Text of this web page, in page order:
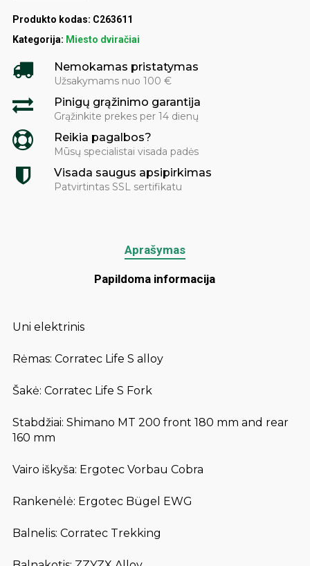
Produkto kodas: C263611
Kategorija: Miesto dviračiai
Nemokamas pristatymas
Užsakymams nuo 100 €
Pinigų grąžinimo garantija
Grąžinkite prekes per 14 dienų
Reikia pagalbos?
Mūsų specialistai visada padės
Visada saugus apsipirkimas
Patvirtintas SSL sertifikatu
Aprašymas
Papildoma informacija
Uni elektrinis
Rėmas: Corratec Life S alloy
Šakė: Corratec Life S Fork
Stabdžiai: Shimano MT 200 front 180 mm and rear
160 mm
Vairo iškyša: Ergotec Vorbau Cobra
Rankenėlė: Ergotec Bügel EWG
Balnelis: Corratec Trekking